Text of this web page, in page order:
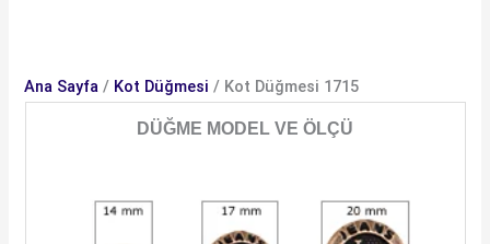
Ana Sayfa / Kot Düğmesi / Kot Düğmesi 1715
DÜĞME MODEL VE ÖLÇÜ